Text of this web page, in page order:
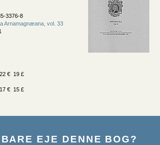
3376-8
Arnamagnæana, vol. 33
€ 19 £
€ 15 £
EJE DENNE BOG?